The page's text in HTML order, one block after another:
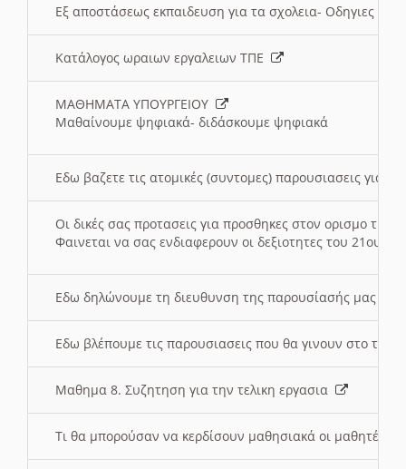
Εξ αποστάσεως εκπαιδευση για τα σχολεια- Οδηγιες
Κατάλογος ωραιων εργαλειων ΤΠΕ
ΜΑΘΗΜΑΤΑ ΥΠΟΥΡΓΕΙΟΥ
Μαθαίνουμε ψηφιακά- διδάσκουμε ψηφιακά
Εδω βαζετε τις ατομικές (συντομες) παρουσιασεις για
Οι δικές σας προτασεις για προσθηκες στον ορισμο
Φαινεται να σας ενδιαφερουν οι δεξιοτητες του 21ου
Εδω δηλώνουμε τη διευθυνση της παρουσίασής μας
Εδω βλέπουμε τις παρουσιασεις που θα γινουν στο
Μαθημα 8. Συζητηση για την τελικη εργασια
Τι θα μπορούσαν να κερδίσουν μαθησιακά οι μαθητές/